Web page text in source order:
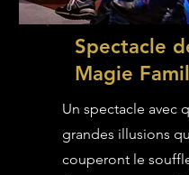
Spectacle
Magie
Un spectacle avec
grandes illusions
couperont le